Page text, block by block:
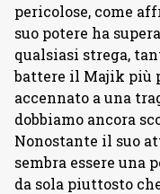
pericolose, come
suo potere ha
qualsiasi strega,
battere il Majik più
accennato a una
dobbiamo ancora
Nonostante il suo
sembra essere una
da sola piuttosto